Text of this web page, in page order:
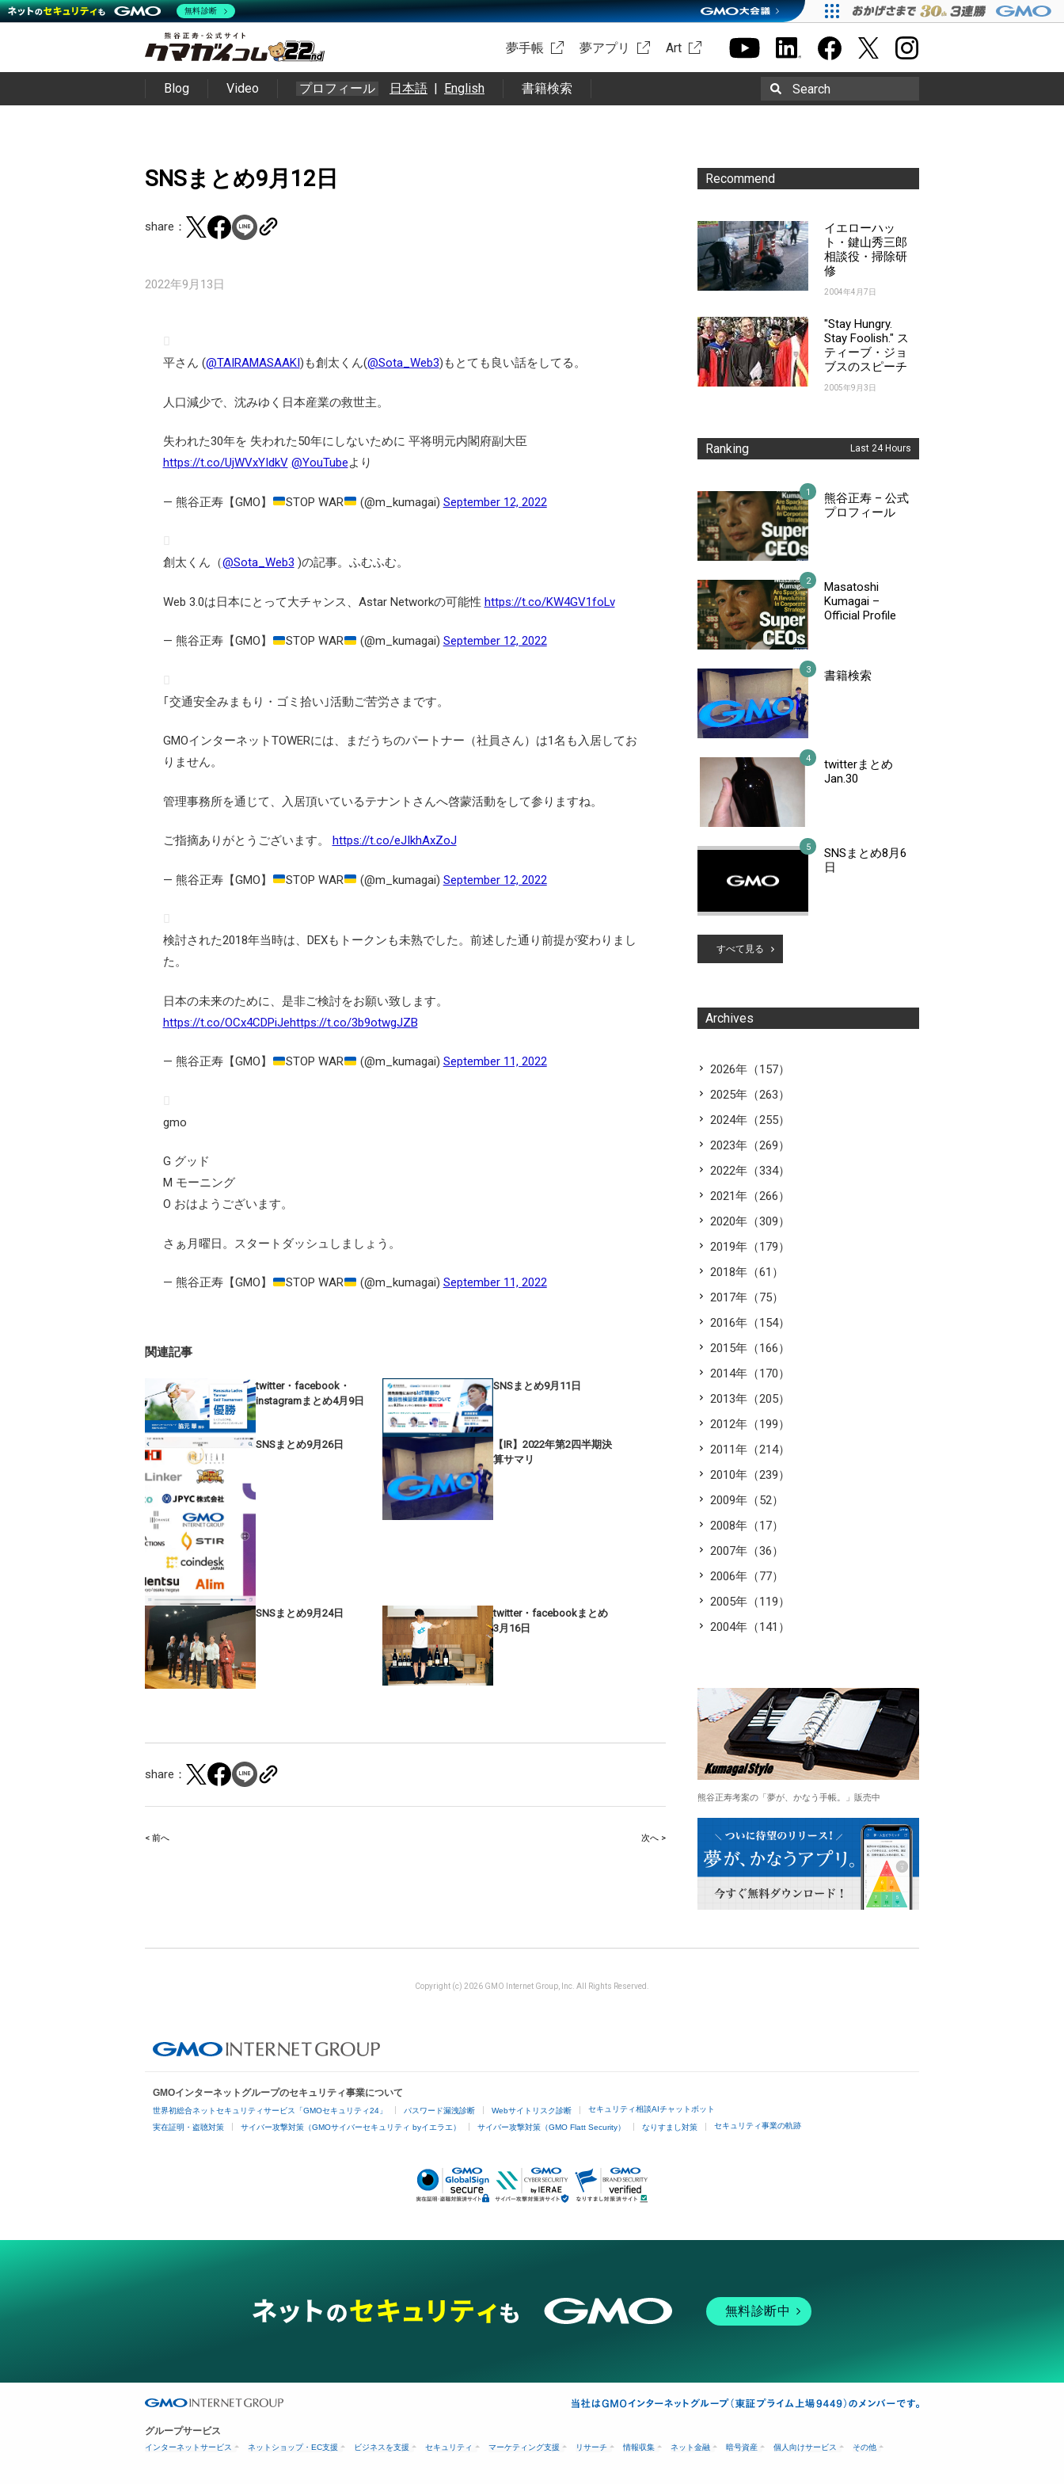
夢手帳 夢アプリ Art
Blog Video プロフィール 日本語 | English 書籍検索 Search
SNSまとめ9月12日
share：
2022年9月13日
平さん (@TAIRAMASAAKI)も創太くん(@Sota_Web3)もとても良い話をしてる。
人口減少で、沈みゆく日本産業の救世主。
失われた30年を 失われた50年にしないために 平将明元内閣府副大臣
https://t.co/UjWVxYIdkV @YouTubeより
— 熊谷正寿【GMO】 STOP WAR (@m_kumagai) September 12, 2022
創太くん（@Sota_Web3 )の記事。ふむふむ。
Web 3.0は日本にとって大チャンス、Astar Networkの可能性 https://t.co/KW4GV1foLv
— 熊谷正寿【GMO】 STOP WAR (@m_kumagai) September 12, 2022
｢交通安全みまもり・ゴミ拾い｣活動ご苦労さまです。
GMOインターネットTOWERには、まだうちのパートナー（社員さん）は1名も入居してお
りません。
管理事務所を通じて、入居頂いているテナントさんへ啓蒙活動をして参りますね。
ご指摘ありがとうございます。 https://t.co/eJIkhAxZoJ
— 熊谷正寿【GMO】 STOP WAR (@m_kumagai) September 12, 2022
検討された2018年当時は、DEXもトークンも未熟でした。前述した通り前提が変わりまし
た。
日本の未来のために、是非ご検討をお願い致します。
https://t.co/OCx4CDPiJehttps://t.co/3b9otwgJZB
— 熊谷正寿【GMO】 STOP WAR (@m_kumagai) September 11, 2022
gmo
G グッド
M モーニング
O おはようございます。
さぁ月曜日。スタートダッシュしましょう。
— 熊谷正寿【GMO】 STOP WAR (@m_kumagai) September 11, 2022
関連記事
twitter・facebook・
instagramまとめ4月9日
SNSまとめ9月11日
SNSまとめ9月26日
【IR】2022年第2四半期決
算サマリ
SNSまとめ9月24日
twitter・facebookまとめ
3月16日
share：
Post
< 前へ 次へ >
Recommend
イエローハッ
ト・鍵山秀三郎
相談役・掃除研
修
2004年4月7日
"Stay Hungry.
Stay Foolish." ス
ティーブ・ジョ
ブスのスピーチ
2005年9月3日
Ranking Last 24 Hours
熊谷正寿 – 公式
プロフィール
Masatoshi
Kumagai –
Official Profile
書籍検索
twitterまとめ
Jan.30
SNSまとめ8月6
日
すべて見る
Archives
2026年（157）
2025年（263）
2024年（255）
2023年（269）
2022年（334）
2021年（266）
2020年（309）
2019年（179）
2018年（61）
2017年（75）
2016年（154）
2015年（166）
2014年（170）
2013年（205）
2012年（199）
2011年（214）
2010年（239）
2009年（52）
2008年（17）
2007年（36）
2006年（77）
2005年（119）
2004年（141）
熊谷正寿考案の「夢が、かなう手帳。」販売中
Copyright (c) 2026 GMO Internet Group, Inc. All Rights Reserved.
GMOインターネットグループのセキュリティ事業について
世界初総合ネットセキュリティサービス「GMOセキュリティ24」 パスワード漏洩診断 Webサイトリスク診断 セキュリティ相談AIチャットボット
実在証明・盗聴対策 サイバー攻撃対策（GMOサイバーセキュリティ byイエラエ） サイバー攻撃対策（GMO Flatt Security） なりすまし対策 セキュリティ事業の軌跡
無料診断中
グループサービス
インターネットサービス ネットショップ・EC支援 ビジネスを支援 セキュリティ マーケティング支援 リサーチ 情報収集 ネット金融 暗号資産 個人向けサービス その他
無料診断